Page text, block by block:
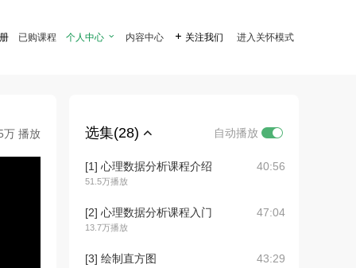
已购课程 个人中心  内容中心  关注我们 进入关怀模式
万 播放 选集(28) 自动播放
[1] 心理数据分析课程介绍
51.5万播放
40:56
[2] 心理数据分析课程入门
13.7万播放
47:04
[3] 绘制直方图 43:29